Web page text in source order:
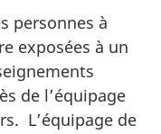
personnes à
exposées à un
de l’équipage
L’équipage de